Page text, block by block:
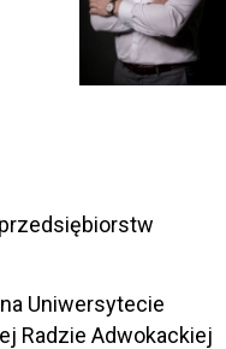
Uniwersytecie
Radzie Adwokackiej